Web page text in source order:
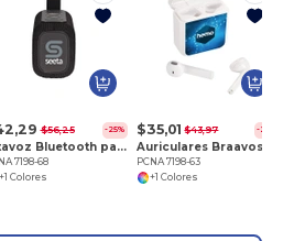
$56,25 -25%
Altavoz Bluetooth para exteriores con Amazon Alexa
7198-68
+1 Colores
$35,01 $43,97 -20%
PCNA 7198-63
+1 Colores